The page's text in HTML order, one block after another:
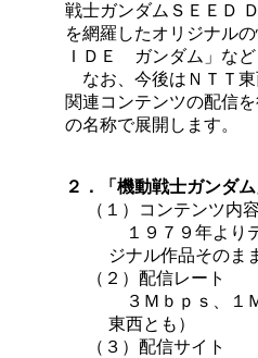
戦士ガンダムＳＥＥＤ
を網羅したオリジナル
ＩＤＥ ガンダム」など
なお、今後はＮＴＴ東
関連コンテンツの配信
の名称で展開します。
２．「機動戦士ガンダ
（１）コンテンツ内容
１９７９年より
ジナル作品そのま
（２）配信レート
３Ｍｂｐｓ、１
東西とも）
（３）配信サイト